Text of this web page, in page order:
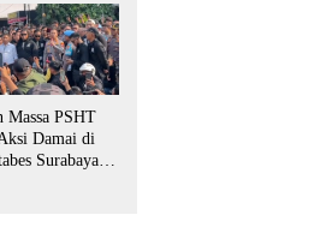
di
Massa PSHT
Damai di
Surabaya,